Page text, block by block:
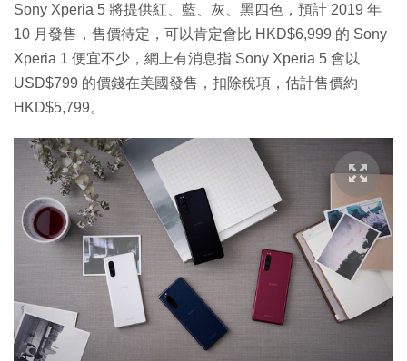
Sony Xperia 5 將提供紅、藍、灰、黑四色，預計 2019 年
10 月發售，售價待定，可以肯定會比 HKD$6,999 的 Sony
Xperia 1 便宜不少，網上有消息指 Sony Xperia 5 會以
USD$799 的價錢在美國發售，扣除稅項，估計售價約
HKD$5,799。